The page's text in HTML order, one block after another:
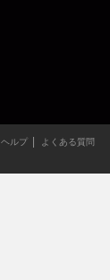
ヘルプ
よくある質問